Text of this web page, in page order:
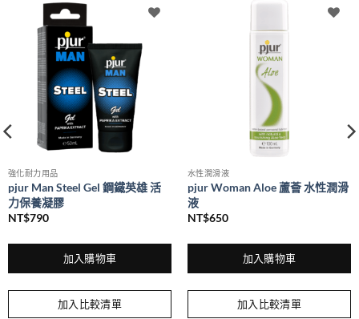
強化耐力用品
pjur Man Steel Gel 鋼鐵英雄 活
力保養凝膠
NT$790
加入購物車
加入比較清單
水性潤滑液
pjur Woman Aloe 蘆薈 水性潤滑
液
NT$650
加入購物車
加入比較清單